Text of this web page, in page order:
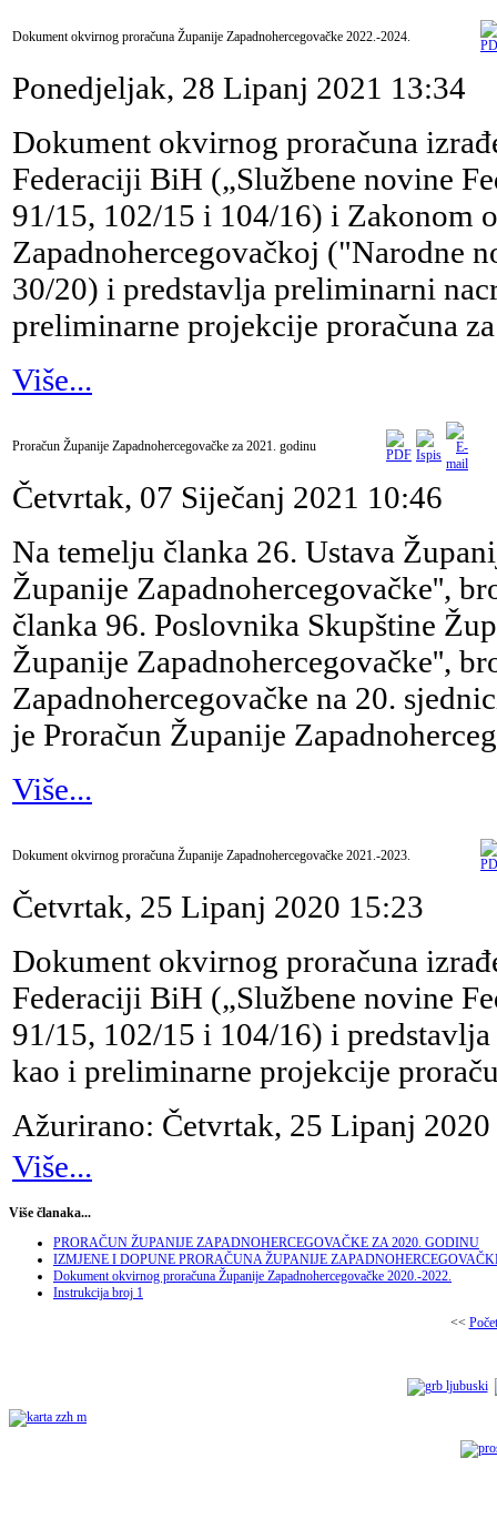
Dokument okvirnog proračuna Županije Zapadnohercegovačke 2022.-2024.
Ponedjeljak, 28 Lipanj 2021 13:34
Dokument okvirnog proračuna
Federaciji BiH („Službene novine
91/15, 102/15 i 104/16) i Zakonom
Zapadnohercegovačkoj ("Narodne
30/20) i predstavlja preliminarni
preliminarne projekcije proračuna
Više...
Proračun Županije Zapadnohercegovačke za 2021. godinu
Četvrtak, 07 Siječanj 2021 10:46
Na temelju članka 26. Ustava
Županije Zapadnohercegovačke'',
članka 96. Poslovnika Skupštine
Županije Zapadnohercegovačke'',
Zapadnohercegovačke na 20.
je Proračun Županije
Više...
Dokument okvirnog proračuna Županije Zapadnohercegovačke 2021.-2023.
Četvrtak, 25 Lipanj 2020 15:23
Dokument okvirnog proračuna
Federaciji BiH („Službene novine
91/15, 102/15 i 104/16) i
kao i preliminarne projekcije
Ažurirano: Četvrtak, 25 Lipanj
Više...
Više članaka...
PRORAČUN ŽUPANIJE ZAPADNOHERCEGOVAČKE ZA 2020. GODINU
IZMJENE I DOPUNE PRORAČUNA ŽUPANIJE
Dokument okvirnog proračuna Županije Zapadnohercegovačke 2020.-2022.
Instrukcija broj 1
<<